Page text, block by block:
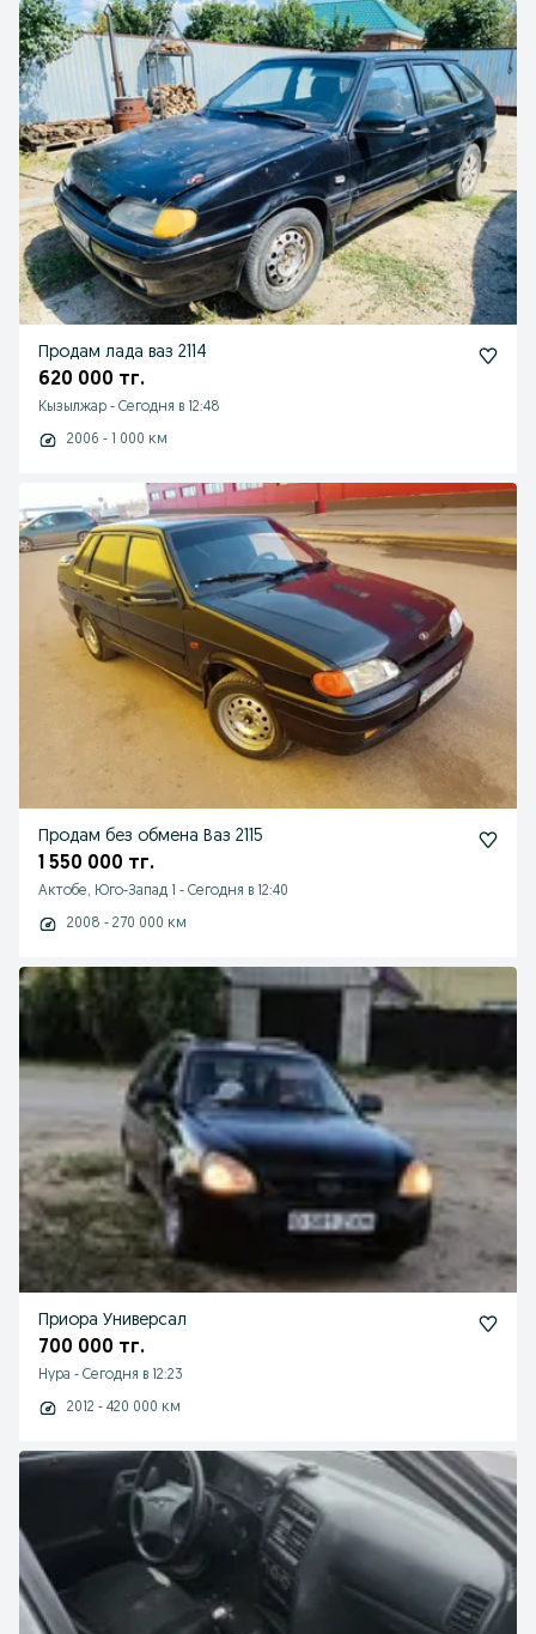
Продам лада ваз 2114
620 000 тг.
Кызылжар - Сегодня в 12:48
2006 - 1 000 км
Продам без обмена Ваз 2115
1 550 000 тг.
Актобе, Юго-Запад 1 - Сегодня в 12:40
2008 - 270 000 км
Приора Универсал
700 000 тг.
Нура - Сегодня в 12:23
2012 - 420 000 км